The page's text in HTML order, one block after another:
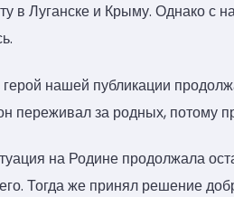
в Луганске и Крыму. Однако с
герой нашей публикации
переживал за родных, потому
на Родине продолжала
Тогда же принял решение